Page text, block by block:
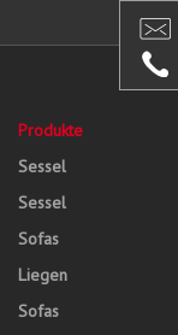
Produkte
Sessel
Sessel
Sofas
Liegen
Sofas